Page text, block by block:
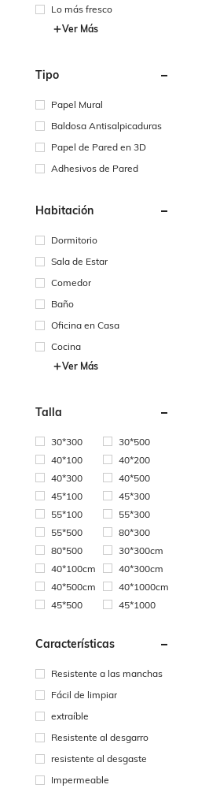
Lo más fresco
Ver Más
Tipo
Papel Mural
Baldosa Antisalpicaduras
Papel de Pared en 3D
Adhesivos de Pared
Habitación
Dormitorio
Sala de Estar
Comedor
Baño
Oficina en Casa
Cocina
Ver Más
Talla
30*300
30*500
40*100
40*200
40*300
40*500
45*100
45*300
55*100
55*300
55*500
80*300
80*500
30*300cm
40*100cm
40*300cm
40*500cm
40*1000cm
45*500
45*1000
Características
Resistente a las manchas
Fácil de limpiar
extraíble
Resistente al desgarro
resistente al desgaste
Impermeable